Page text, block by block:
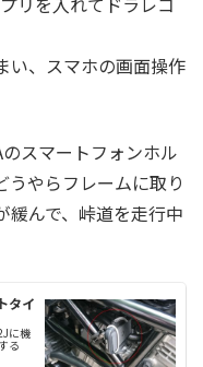
い、スマホの画面操作
スマートフォンホル
うやらフレームに取り
緩んで、峠道を走行中
タイ
に機
る